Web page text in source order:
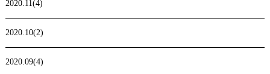
2020.11(4)
2020.10(2)
2020.09(4)